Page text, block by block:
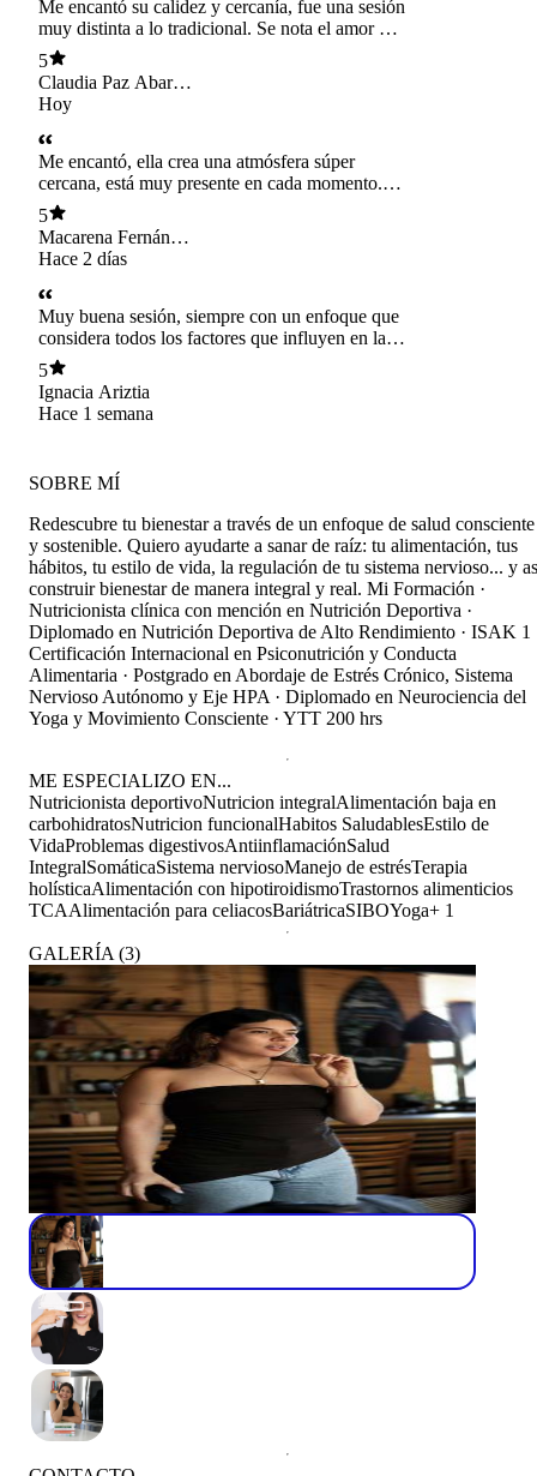
Me encantó su calidez y cercanía, fue una sesión
muy distinta a lo tradicional. Se nota el amor a
su vocación en cada pregunta y escucha.
Muchas gracias Vi por tu guía 🙏🏻 Acá
seguimos de a poco incorporando el plan, que
por lo de más está muy completo y lleno de
valiosa información, otra vez, muchas gracias ♥️
5
Claudia Paz Abarca
Kittsteiner
Hoy
Me encantó, ella crea una atmósfera súper
cercana, está muy presente en cada momento.
Tiene un abordaje súper integral y siento que
tanto los cambios propuestos como los temas
tratados son desde un cuidado y amor, siempre
buscando un equilibrio sano. Todo esto
acompañado de conocimientos profundos sobre
la salud y bienestar.
5
Macarena Fernández
Infante
Hace 2 días
Muy buena sesión, siempre con un enfoque que
considera todos los factores que influyen en la
salud, y ayudándome a abrazarme y hacer
cambios desde el cariño
5
Ignacia Ariztia
Hace 1 semana
SOBRE MÍ
Redescubre tu bienestar a través de un enfoque de salud consciente
y sostenible. Quiero ayudarte a sanar de raíz: tu alimentación, tus
hábitos, tu estilo de vida, la regulación de tu sistema nervioso... y
construir bienestar de manera integral y real. Mi Formación ·
Nutricionista clínica con mención en Nutrición Deportiva ·
Diplomado en Nutrición Deportiva de Alto Rendimiento · ISAK 1
Certificación Internacional en Psiconutrición y Conducta
Alimentaria · Postgrado en Abordaje de Estrés Crónico, Sistema
Nervioso Autónomo y Eje HPA · Diplomado en Neurociencia del
Yoga y Movimiento Consciente · YTT 200 hrs
ME ESPECIALIZO EN...
Nutricionista deportivoNutricion integralAlimentación baja en
carbohidratosNutricion funcionalHabitos SaludablesEstilo de
VidaProblemas digestivosAntiinflamaciónSalud
IntegralSomáticaSistema nerviosoManejo de estrésTerapia
holísticaAlimentación con hipotiroidismoTrastornos alimenticios
TCAAlimentación para celiacosBariátricaSIBOYoga+ 1
GALERÍA (3)